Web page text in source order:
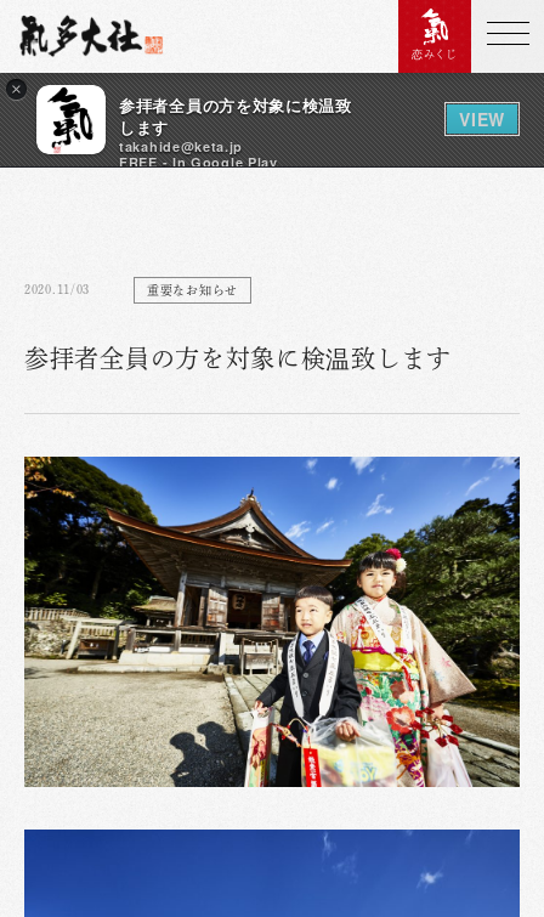
×
参拝者全員の方を対象に検温致
します
takahide@keta.jp
FREE - In Google Play
VIEW
恋みくじ
2020.11/03 重要なお知らせ
参拝者全員の方を対象に検温致します